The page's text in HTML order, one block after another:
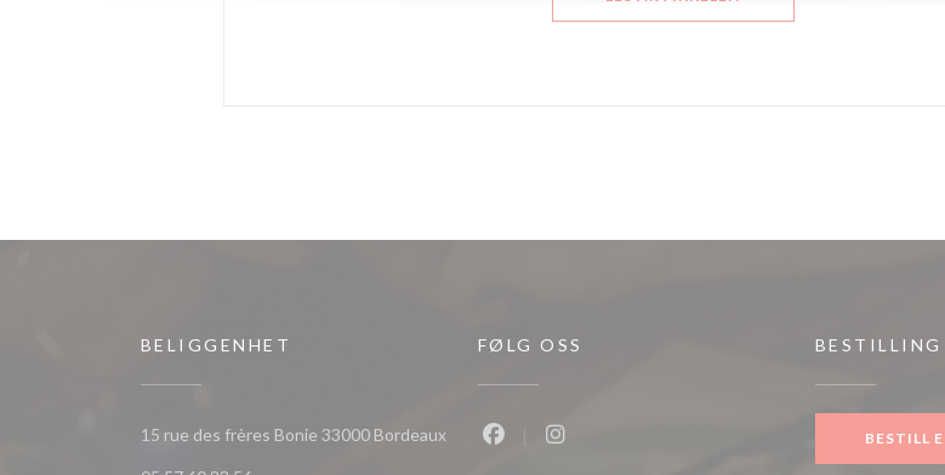
BELIGGENHET
15 rue des frères Bonie 33000 Bordeaux((åpner i et nytt vindu))
FØLG OSS BESTILLING
BESTILL